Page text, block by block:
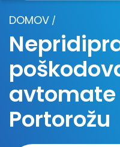
DOMOV /
avtomate
Portorožu